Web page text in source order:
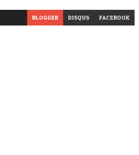
BLOGGER DISQUS FACEBOOK